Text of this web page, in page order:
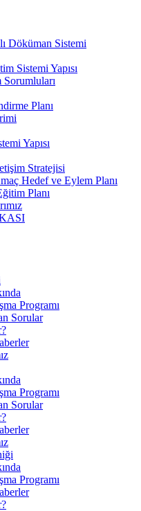
Döküman Sistemi
Sistemi Yapısı
Planı
Yapısı
Stratejisi
Hedef ve Eylem Planı
Planı
Programı
Sorular
Programı
Sorular
Programı